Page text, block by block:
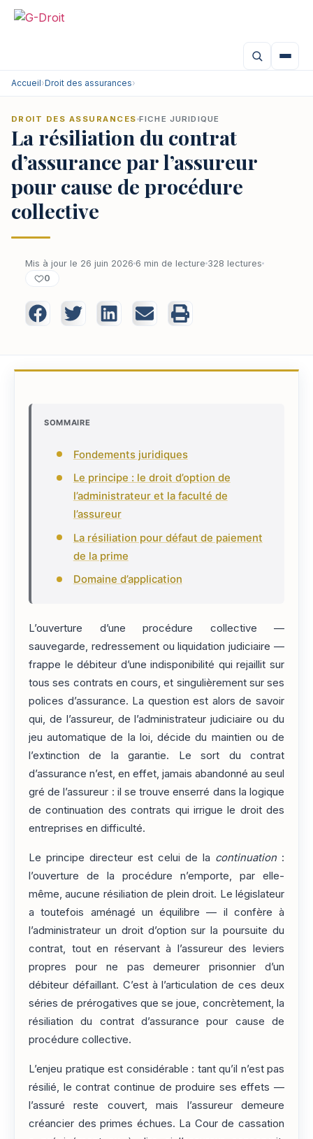
Accueil›Droit des assurances›
DROIT DES ASSURANCES FICHE JURIDIQUE
La résiliation du contrat
d’assurance par l’assureur
pour cause de procédure
collective
Mis à jour le 26 juin 2026 6 min de lecture 328 lectures
0
SOMMAIRE
Fondements juridiques
Le principe : le droit d’option de
l’administrateur et la faculté de
l’assureur
La résiliation pour défaut de paiement
de la prime
Domaine d’application
L’ouverture d’une procédure collective —
sauvegarde, redressement ou liquidation judiciaire —
frappe le débiteur d’une indisponibilité qui rejaillit sur
tous ses contrats en cours, et singulièrement sur ses
polices d’assurance. La question est alors de savoir
qui, de l’assureur, de l’administrateur judiciaire ou du
jeu automatique de la loi, décide du maintien ou de
l’extinction de la garantie. Le sort du contrat
d’assurance n’est, en effet, jamais abandonné au seul
gré de l’assureur : il se trouve enserré dans la logique
de continuation des contrats qui irrigue le droit des
entreprises en difficulté.
Le principe directeur est celui de la continuation :
l’ouverture de la procédure n’emporte, par elle-
même, aucune résiliation de plein droit. Le législateur
a toutefois aménagé un équilibre — il confère à
l’administrateur un droit d’option sur la poursuite du
contrat, tout en réservant à l’assureur des leviers
propres pour ne pas demeurer prisonnier d’un
débiteur défaillant. C’est à l’articulation de ces deux
séries de prérogatives que se joue, concrètement, la
résiliation du contrat d’assurance pour cause de
procédure collective.
L’enjeu pratique est considérable : tant qu’il n’est pas
résilié, le contrat continue de produire ses effets —
l’assuré reste couvert, mais l’assureur demeure
créancier des primes échues. La Cour de cassation